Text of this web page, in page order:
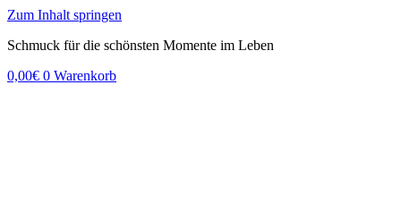
Zum Inhalt springen
Schmuck für die schönsten Momente im Leben
0,00€ 0 Warenkorb